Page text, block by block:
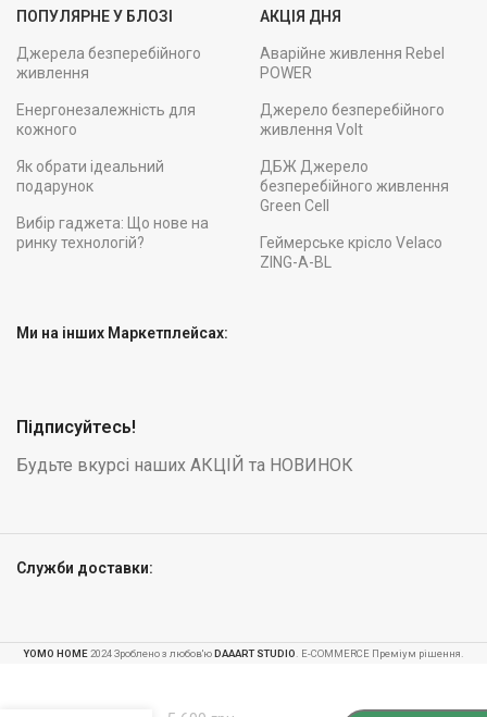
ПОПУЛЯРНЕ У БЛОЗІ
Джерела безперебійного
живлення
Енергонезалежність для
кожного
Як обрати ідеальний
подарунок
Вибір гаджета: Що нове на
ринку технологій?
АКЦІЯ ДНЯ
Аварійне живлення Rebel
POWER
Джерело безперебійного
живлення Volt
ДБЖ Джерело
безперебійного живлення
Green Cell
Геймерське крісло Velaco
ZING-A-BL
Ми на інших Маркетплейсах:
Підписуйтесь!
Будьте вкурсі наших АКЦІЙ та НОВИНОК
Служби доставки:
YOMO HOME 2024 Зроблено з любов'юDAAART STUDIO . E-COMMERCE Преміум рішення.